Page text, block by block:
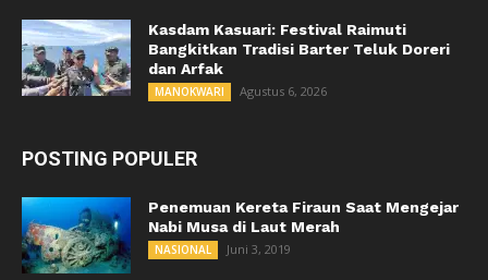
Kasdam Kasuari: Festival Raimuti
Bangkitkan Tradisi Barter Teluk Doreri
dan Arfak
MANOKWARI Agustus 6, 2026
POSTING POPULER
Penemuan Kereta Firaun Saat Mengejar
Nabi Musa di Laut Merah
NASIONAL Juni 3, 2019